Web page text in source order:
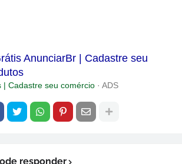
AnunciarBr | Cadastre seu
| Cadastre seu comércio · ADS
responder